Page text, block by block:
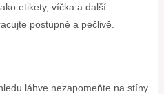
etikety, víčka a další
postupně a pečlivě.
láhve nezapomeňte na stíny